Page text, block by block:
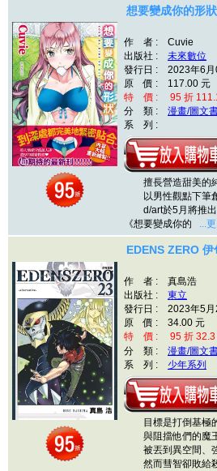
想要變成你的形狀
作 者 : Cuvie
出版社 : 未來數位
發行日 : 2023年6月
原 價 : 117.00 元
特 價 : 95 折
分 類 : 漫畫/圖文
系 列 :
擅長營造甜美的純
以男性觀點下筆創
d/art於5月將推出
《想要變成你的 ...
EDENS ZERO
作 者 : 真島浩
出版社 : 東立
發行日 : 2023年5月
原 價 : 34.00 元
特 價 : 95 折 32.3
分 類 : 漫畫/圖文
系 列 : 少年系列
目標是打倒基極
與阻擋他們的魔
被丟到異空間、強
然而彗智卻敗給殺